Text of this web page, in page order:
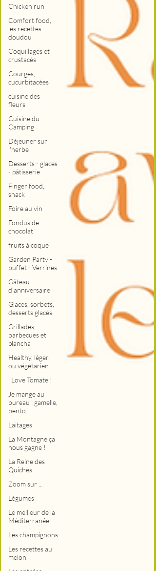
Chicken run
Comfort food,
les recettes
doudou
Coquillages et
crustacés
Courges,
cucurbitacées
cuisine des
fleurs
Cuisine du
Camping
Déjeuner sur
l'herbe
Desserts - glaces
- pâtisserie
Finger food,
snack
Foire au vin
Fondus de
chocolat
fruits à coque
Garden Party -
buffet - Verrines
Gâteau
d'anniversaire
Glaces, sorbets,
desserts glacés
Grillades,
barbecues et
plancha
Healthy, léger,
ou végétarien
i Love Tomate !
Je mange au
bureau : gamelle,
bento
Laitages
La Montagne ça
nous gagne !
La Reine des
Quiches
Zoom sur ...
Légumes
Le meilleur de la
Méditerranée
Les champignons
Les recettes au
melon